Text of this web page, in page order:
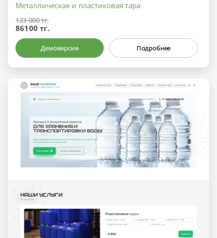
Металлическая и пластиковая тара
123 000 тг.
86100 тг.
Демоверсия Подробнее